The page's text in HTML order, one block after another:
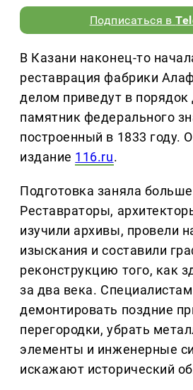
Подписаться в
В Казани наконец-то
реставрация фабрики
делом приведут в
памятник федерального
построенный в 1833 году.
издание 116.ru.
Подготовка заняла
Реставраторы,
изучили архивы, провели
изыскания и составили
реконструкцию того, как
за два века.
демонтировать поздние
перегородки, убрать
элементы и инженерные
искажают исторический